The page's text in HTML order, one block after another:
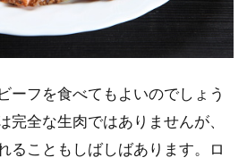
ーフを食べてもよいのでしょう
完全な生肉ではありませんが、
ることもしばしばあります。ロ